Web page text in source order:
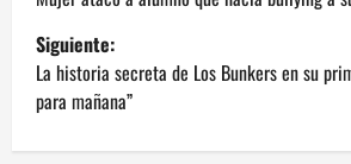
v
e
Siguiente:
La historia secreta de Los Bunkers en su
para mañana”